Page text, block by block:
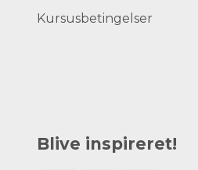
Kursusbetingelser
Blive inspireret!